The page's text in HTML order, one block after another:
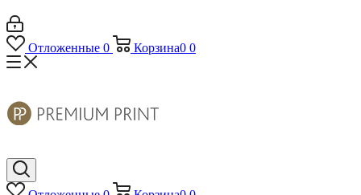
Отложенные 0 Корзина0 0